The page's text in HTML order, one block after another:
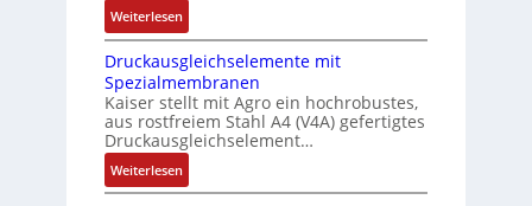
e
-
P
C
l
ä
s
s
k
m
o
d
u
l
e
b
Weiterlesen:
I
E
C
6
2
4
4
3
Druckausgleichselemente mit
Spezialmembranen
Kaiser stellt mit Agro ein hochrobustes,
aus rostfreiem Stahl A4 (V4A) gefertigtes
Druckausgleichselement…
Weiterlesen:
D